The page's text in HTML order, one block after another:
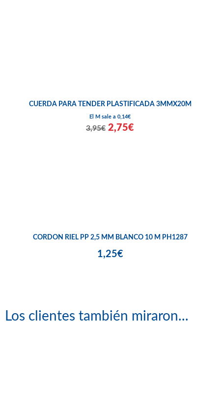
CUERDA PARA TENDER PLASTIFICADA 3MMX20M
El M sale a 0,14€
3,95€ 2,75€
CORDON RIEL PP 2,5 MM BLANCO 10 M PH1287
1,25€
Los clientes también miraron...